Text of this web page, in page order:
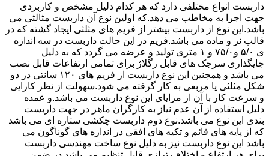
داربست انواع مختلفی دارد که هر کدام دلیل مشخص و کاربردی
جهت اجرا به مخاطب می دهد.که اولین نوع آن داربست مثالثی می
باشد.این نوع از داربست بیشتر از فریم های مثلثی ایجاد گشته که در
قالب نر و ماده می باشد.فریم در این حالت داربست در سه اندازه
ی ۵/۰ و۷۵/۰ و ۱ متری تولید و عرضه می گردد که به دلیل
جایگذاری سرجک های قابل رگلاژ برای تمامی ارتفاعات قابل نصب
می باشد و همچنین این نوع داربست از فریم های ۱۲۰ سانتی در دو
شکل مثلثی یا مربعی به کار گرفته می شود.سهولت از نظر کارایی
و سرعت کار با آن از مزایای این نوع داربست می باشد.و عمده
دلیل استفاده از آن عدم نیاز به کارگران ماهر در جهت داربست
بندی این نوع می باشد.نوع دوم داربست چکشی ستاره ای می باشد
که از پایه های قائم و تکیه های افقی در اندازه های گوناگون می
باشد این نوع داربست نیز به دلیل نوع ساخت مهندسی داربست